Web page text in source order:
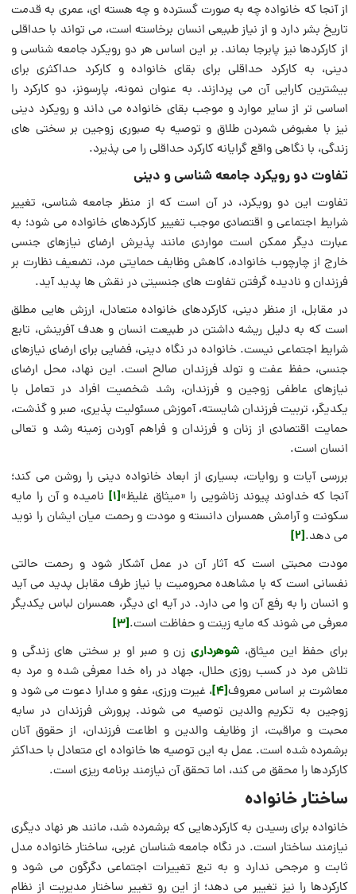
از آنجا که خانواده چه به صورت گسترده و چه هسته ای، عمری به قدمت
تاریخ بشر دارد و از نیاز طبیعی انسان برخاسته است، می تواند با حداقلی
از کارکردها نیز پابرجا بماند. بر این اساس هر دو رویکرد جامعه شناسی و
دینی، به کارکرد حداقلی برای بقای خانواده و کارکرد حداکثری برای
بیشترین کارایی آن می پردازند. به عنوان نمونه، پارسونز، دو کارکرد را
اساسی تر از سایر موارد و موجب بقای خانواده می داند و رویکرد دینی
نیز با مغبوض شمردن طلاق و توصیه به صبوری زوجین بر سختی های
زندگی، با نگاهی واقع گرایانه کارکرد حداقلی را می پذیرد.
تفاوت دو رویکرد جامعه شناسی و دینی
تفاوت این دو رویکرد، در آن است که از منظر جامعه شناسی، تغییر
شرایط اجتماعی و اقتصادی موجب تغییر کارکردهای خانواده می شود؛ به
عبارت دیگر ممکن است مواردی مانند پذیرش ارضای نیازهای جنسی
خارج از چارچوب خانواده، کاهش وظایف حمایتی مرد، تضعیف نظارت بر
فرزندان و نادیده گرفتن تفاوت های جنسیتی در نقش ها پدید آید.
در مقابل، از منظر دینی، کارکردهای خانواده متعادل، ارزش هایی مطلق
است که به دلیل ریشه داشتن در طبیعت انسان و هدف آفرینش، تابع
شرایط اجتماعی نیست. خانواده در نگاه دینی، فضایی برای ارضای نیازهای
جنسی، حفظ عفت و تولد فرزندان صالح است. این نهاد، محل ارضای
نیازهای عاطفی زوجین و فرزندان، رشد شخصیت افراد در تعامل با
یکدیگر، تربیت فرزندان شایسته، آموزش مسئولیت پذیری، صبر و گذشت،
حمایت اقتصادی از زنان و فرزندان و فراهم آوردن زمینه رشد و تعالی
انسان است.
بررسی آیات و روایات، بسیاری از ابعاد خانواده دینی را روشن می کند؛
آنجا که خداوند پیوند زناشویی را «میثاق غلیظ»[1]
نامیده و آن را مایه
سکونت و آرامش همسران دانسته و مودت و رحمت میان ایشان را نوید
می دهد.[2]
مودت محبتی است که آثار آن در عمل آشکار شود و رحمت حالتی
نفسانی است که با مشاهده محرومیت یا نیاز طرف مقابل پدید می آید
و انسان را به رفع آن وا می دارد. در آیه ای دیگر، همسران لباس یکدیگر
معرفی می شوند که مایه زینت و حفاظت است.[3]
برای حفظ این میثاق، شوهرداری زن و صبر او بر سختی های زندگی و
تلاش مرد در کسب روزی حلال، جهاد در راه خدا معرفی شده و مرد به
معاشرت بر اساس معروف[4]
، غیرت ورزی، عفو و مدارا دعوت می شود و
زوجین به تکریم والدین توصیه می شوند. پرورش فرزندان در سایه
محبت و مراقبت، از وظایف والدین و اطاعت فرزندان، از حقوق آنان
برشمرده شده است. عمل به این توصیه ها خانواده ای متعادل با حداکثر
کارکردها را محقق می کند، اما تحقق آن نیازمند برنامه ریزی است.
ساختار خانواده
خانواده برای رسیدن به کارکردهایی که برشمرده شد، مانند هر نهاد دیگری
نیازمند ساختار است. در نگاه جامعه شناسان غربی، ساختار خانواده مدل
ثابت و مرجحی ندارد و به تبع تغییرات اجتماعی دگرگون می شود و
کارکردها را نیز تغییر می دهد؛ از این رو تغییر ساختار مدیریت از نظام